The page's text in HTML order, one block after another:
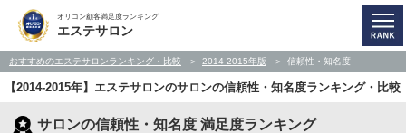
オリコン顧客満足度ランキング
エステサロン
おすすめのエステサロンランキング・比較 2014-2015年版 信頼性・知名度
【2014-2015年】エステサロンのサロンの信頼性・知名度ランキング・比較
サロンの信頼性・知名度 満足度ランキング